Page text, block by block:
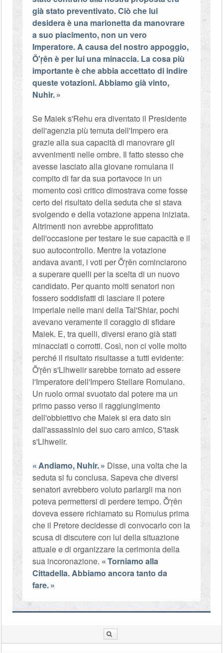
già stato preventivato. Ciò che lui
desidera è una marionetta da manovrare
a suo piacimento, non un vero
Imperatore. A causa del nostro appoggio,
Ŏ'ŗên è per lui una minaccia. La cosa più
importante è che abbia accettato di indire
queste votazioni. Abbiamo già vinto,
Nuhir.
Se Maiek s'Rehu era diventato il Presidente
dell'agenzia più temuta dell'Impero era
grazie alla sua capacità di manovrare gli
avvenimenti nelle ombre. Il fatto stesso che
avesse lasciato alla giovane romulana il
compito di far da sua portavoce in un
momento così critico dimostrava come fosse
certo del risultato della seduta che si stava
svolgendo e della votazione appena iniziata.
Altrimenti non avrebbe approfittato
dell'occasione per testare le sue capacità e il
suo autocontrollo. Mentre la votazione
andava avanti, i voti per Ŏ'ŗên cominciarono
a superare quelli per la scelta di un nuovo
candidato. Per quanto molti senatori non
fossero soddisfatti di lasciare il potere
imperiale nelle mani della Tal'Shiar, pochi
avevano veramente il coraggio di sfidare
Maiek. E, tra quelli, diversi erano già stati
minacciati o corrotti. Così, non ci volle molto
perché il risultato risultasse a tutti evidente:
Ŏ'ŗên s'Llhweiir sarebbe tornato ad essere
l'Imperatore dell'Impero Stellare Romulano.
Un ruolo ormai svuotato dal potere ma un
primo passo verso il raggiungimento
dell'obbiettivo che Maiek si era dato sin
dall'assassinio del suo caro amico, S'task
s'Llhweiir.
Andiamo, Nuhir.
Disse, una volta che la
seduta si fu conclusa. Sapeva che diversi
senatori avrebbero voluto parlargli ma non
poteva permettersi di perdere tempo. Ŏ'ŗên
doveva essere richiamato su Romulus prima
che il Pretore decidesse di convocarlo con la
scusa di discutere con lui della situazione
attuale e di organizzare la cerimonia della
sua incoronazione.
Torniamo alla
Cittadella. Abbiamo ancora tanto da
fare.